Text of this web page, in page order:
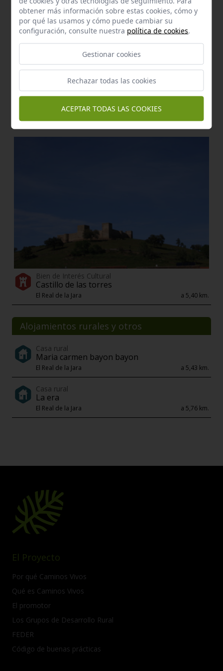
Sendero Señalizado
El castillo
El Real de la Jara a 5,26 km.
Bien de Interés Cultural
Castillo de las torres
El Real de la Jara a 5,40 km.
Alojamientos rurales y otros
Casa rural
Maria carmen bayon bayon
El Real de la Jara a 5,43 km.
Casa rural
La era
El Real de la Jara a 5,76 km.
El Proyecto
Por qué Caminos Vivos
Qué es Caminos Vivos
El promotor
Los Grupos de Desarrollo Rural
FEDER
Código de buenas prácticas
obtener más información sobre estas cookies, cómo y
por qué las usamos y cómo puede cambiar su
configuración, consulte nuestra política de cookies.
Gestionar cookies
Rechazar todas las cookies
ACEPTAR TODAS LAS COOKIES